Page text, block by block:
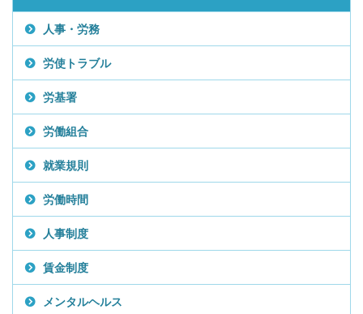
人事・労務
労使トラブル
労基署
労働組合
就業規則
労働時間
人事制度
賃金制度
メンタルヘルス